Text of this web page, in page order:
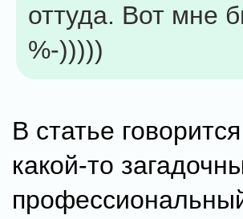
оттуда. Вот мне
%-)))))
В статье
какой-то